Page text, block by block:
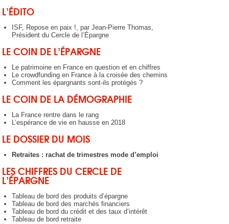
L’ÉDITO
ISF, Repose en paix !, par Jean-Pierre Thomas,
Président du Cercle de l’Épargne
LE COIN DE L’ÉPARGNE
Le patrimoine en France en question et en chiffres
Le crowdfunding en France à la croisée des chemins
Comment les épargnants sont-ils protégés ?
LE COIN DE LA DÉMOGRAPHIE
La France rentre dans le rang
L’espérance de vie en hausse en 2018
LE DOSSIER DU MOIS
Retraites : rachat de trimestres mode d’emploi
LES CHIFFRES DU CERCLE DE
L’ÉPARGNE
Tableau de bord des produits d’épargne
Tableau de bord des marchés financiers
Tableau de bord du crédit et des taux d’intérêt
Tableau de bord retraite